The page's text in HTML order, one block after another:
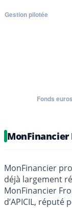
MonFinancier
déjà largement
MonFinancier
d’APICIL,